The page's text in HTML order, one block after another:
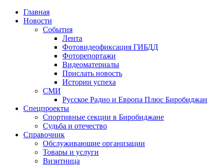
Главная
Новости
События
Лента
Фотовидеофиксация ГИБДД
Фоторепортажи
Видеоматериалы
Прислать новость
Истории успеха
СМИ
Русское Радио и Европа Плюс Биробиджан
Спецпроекты
Спортивные секции в Биробиджане
Судьба и отечество
Справочник
Обслуживающие организации
Товары и услуги
Визитница